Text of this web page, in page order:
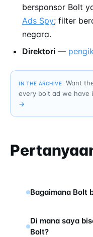
bersponsor Bolt
Ads Spy; filter
negara.
Direktori —
IN THE ARCHIVE
Want
every bolt ad we have
→
Bagaimana Bolt
Di mana saya
Bolt?